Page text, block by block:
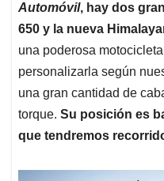
Automóvil, hay dos
650 y la nueva
una poderosa
personalizarla según
una gran cantidad de
torque. Su posición es
que tendremos